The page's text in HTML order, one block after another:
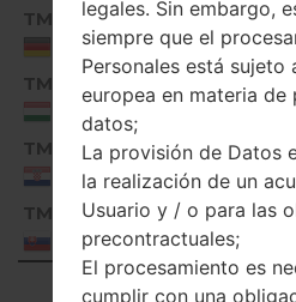
TMD
Germany
V10J_00.kdz
TMH
Hungary
V10J_00.kdz
TMK
Croatia
V10C_01.kdz
TMS
Slovakia
V10D_00.kdz
Showing 1 to 5
legales. Sin embargo,
siempre que el
Personales está sujeto
europea en materia
datos;
La provisión de Datos
la realización de un
Usuario y / o para las
precontractuales;
El procesamiento es
cumplir con una